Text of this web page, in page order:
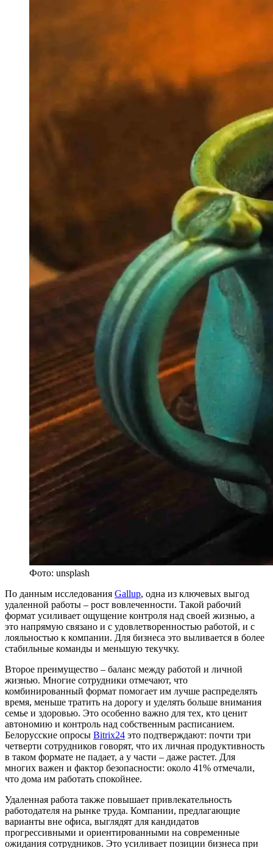
Фото: unsplash
По данным исследования Gallup, одна из ключевых выгод
удаленной работы – рост вовлеченности. Такой рабочий
формат усиливает ощущение контроля над своей жизнью, а
это напрямую связано и с удовлетворенностью работой, и с
лояльностью к компании. Для бизнеса это выливается в более
стабильные команды и меньшую текучку.
Второе преимущество – баланс между работой и личной
жизнью. Многие сотрудники отмечают, что
комбинированный формат помогает им лучше распределять
время, меньше тратить на дорогу и уделять больше внимания
семье и здоровью. Это особенно важно для тех, кто ценит
автономию и контроль над собственным расписанием.
Белорусские опросы Bitrix24 это подтверждают: почти три
четверти сотрудников говорят, что их личная продуктивность
в таком формате не падает, а у части – даже растет. Для
многих важен и фактор безопасности: около 41% отмечали,
что дома им работать спокойнее.
Удаленная работа также повышает привлекательность
работодателя на рынке труда. Компании, предлагающие
варианты вне офиса, выглядят для кандидатов
прогрессивными и ориентированными на современные
ожидания сотрудников. Это усиливает позиции бизнеса при